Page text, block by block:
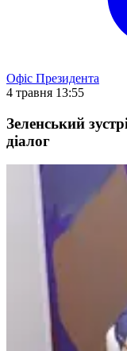
Офіс Президента
4 травня 13:55
Зеленський
діалог